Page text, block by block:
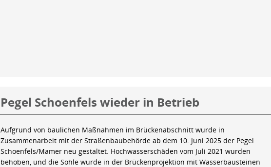
Pegel Schoenfels wieder in Betrieb
Aufgrund von baulichen Maßnahmen im Brückenabschnitt wurde in
Zusammenarbeit mit der Straßenbaubehörde ab dem 10. Juni 2025 der Pegel
Schoenfels/Mamer neu gestaltet. Hochwasserschäden vom Juli 2021 wurden
behoben, und die Sohle wurde in der Brückenprojektion mit Wasserbausteinen